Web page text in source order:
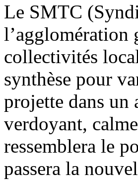
Le SMTC
l’agglomération
collectivités
synthèse pour
projette dans un
verdoyant,
ressemblera le
passera la